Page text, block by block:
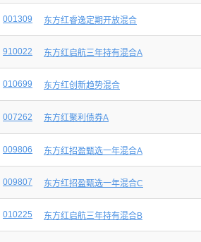
001309 东方红睿逸定期开放混合
910022 东方红启航三年持有混合A
010699 东方红创新趋势混合
007262 东方红聚利债券A
009806 东方红招盈甄选一年混合A
009807 东方红招盈甄选一年混合C
010225 东方红启航三年持有混合B